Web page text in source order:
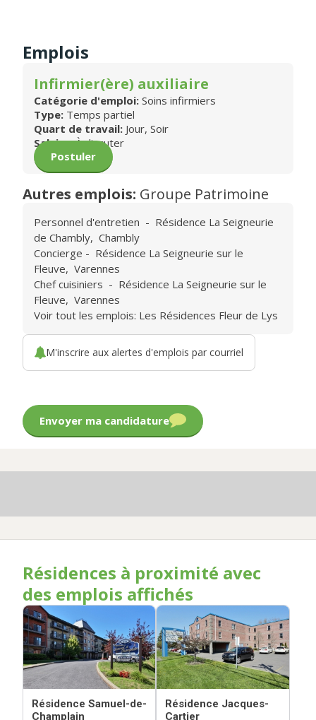
Emplois
Infirmier(ère) auxiliaire
Catégorie d'emploi: Soins infirmiers
Type: Temps partiel
Quart de travail: Jour, Soir
Salaire:À discuter
Postuler
Autres emplois: Groupe Patrimoine
Personnel d'entretien - Résidence La Seigneurie
de Chambly, Chambly
Concierge - Résidence La Seigneurie sur le
Fleuve, Varennes
Chef cuisiniers - Résidence La Seigneurie sur le
Fleuve, Varennes
Voir tout les emplois: Les Résidences Fleur de Lys
M'inscrire aux alertes d'emplois par courriel
Envoyer ma candidature
Résidences à proximité avec
des emplois affichés
Résidence Samuel-de-
Champlain
Résidence Jacques-
Cartier